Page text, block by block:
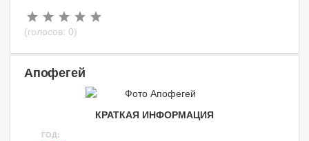
(голосов: 0)
Апофегей
КРАТКАЯ ИНФОРМАЦИЯ
ГОД: